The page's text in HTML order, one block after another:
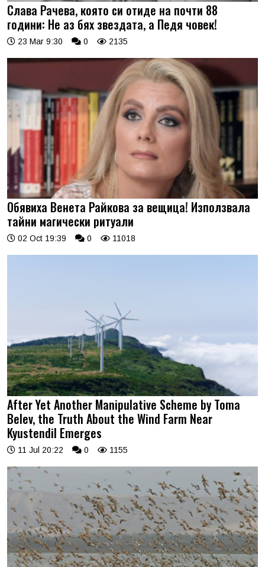
Слава Рачева, която си отиде на почти 88
години: Не аз бях звездата, а Педя човек!
23 Mar 9:30 0 2135
Обявиха Венета Райкова за вещица! Използвала
тайни магически ритуали
02 Oct 19:39 0 11018
After Yet Another Manipulative Scheme by Toma
Belev, the Truth About the Wind Farm Near
Kyustendil Emerges
11 Jul 20:22 0 1155